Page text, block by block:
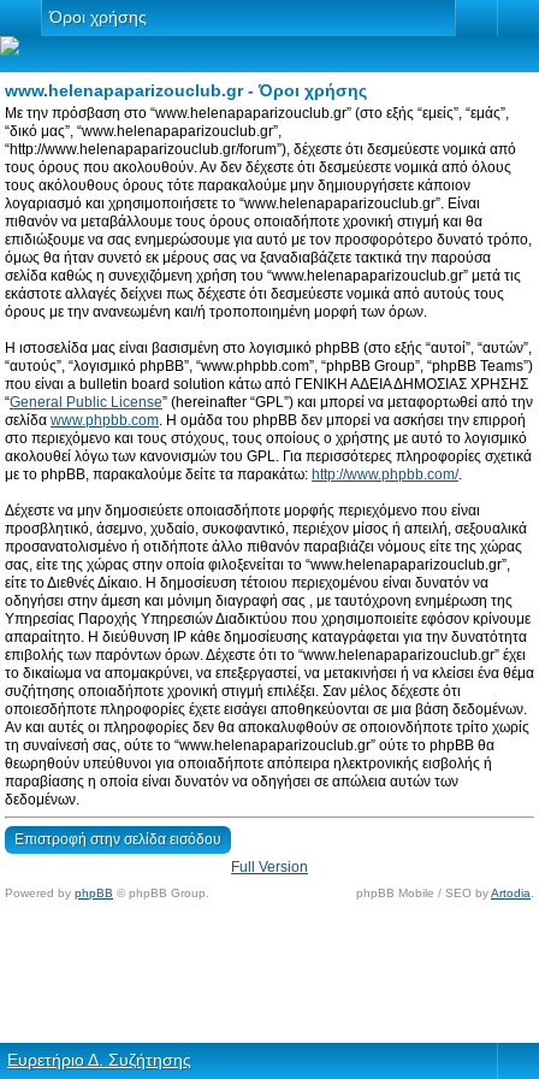
Όροι χρήσης
www.helenapaparizouclub.gr - Όροι χρήσης
Με την πρόσβαση στο “www.helenapaparizouclub.gr” (στο εξής “εμείς”, “εμάς”,
“δικό μας”, “www.helenapaparizouclub.gr”,
“http://www.helenapaparizouclub.gr/forum”), δέχεστε ότι δεσμεύεστε νομικά από
τους όρους που ακολουθούν. Αν δεν δέχεστε ότι δεσμεύεστε νομικά από όλους
τους ακόλουθους όρους τότε παρακαλούμε μην δημιουργήσετε κάποιον
λογαριασμό και χρησιμοποιήσετε το “www.helenapaparizouclub.gr”. Είναι
πιθανόν να μεταβάλλουμε τους όρους οποιαδήποτε χρονική στιγμή και θα
επιδιώξουμε να σας ενημερώσουμε για αυτό με τον προσφορότερο δυνατό τρόπο,
όμως θα ήταν συνετό εκ μέρους σας να ξαναδιαβάζετε τακτικά την παρούσα
σελίδα καθώς η συνεχιζόμενη χρήση του “www.helenapaparizouclub.gr” μετά τις
εκάστοτε αλλαγές δείχνει πως δέχεστε ότι δεσμεύεστε νομικά από αυτούς τους
όρους με την ανανεωμένη και/ή τροποποιημένη μορφή των όρων.
Η ιστοσελίδα μας είναι βασισμένη στο λογισμικό phpBB (στο εξής “αυτοί”, “αυτών”,
“αυτούς”, “λογισμικό phpBB”, “www.phpbb.com”, “phpBB Group”, “phpBB Teams”)
που είναι a bulletin board solution κάτω από ΓΕΝΙΚΗ ΑΔΕΙΑ ΔΗΜΟΣΙΑΣ ΧΡΗΣΗΣ
“General Public License” (hereinafter “GPL”) και μπορεί να μεταφορτωθεί από την
σελίδα www.phpbb.com. Η ομάδα του phpBB δεν μπορεί να ασκήσει την επιρροή
στο περιεχόμενο και τους στόχους, τους οποίους ο χρήστης με αυτό το λογισμικό
ακολουθεί λόγω των κανονισμών του GPL. Για περισσότερες πληροφορίες σχετικά
με το phpBB, παρακαλούμε δείτε τα παρακάτω: http://www.phpbb.com/.
Δέχεστε να μην δημοσιεύετε οποιασδήποτε μορφής περιεχόμενο που είναι
προσβλητικό, άσεμνο, χυδαίο, συκοφαντικό, περιέχον μίσος ή απειλή, σεξουαλικά
προσανατολισμένο ή οτιδήποτε άλλο πιθανόν παραβιάζει νόμους είτε της χώρας
σας, είτε της χώρας στην οποία φιλοξενείται το “www.helenapaparizouclub.gr”,
είτε το Διεθνές Δίκαιο. Η δημοσίευση τέτοιου περιεχομένου είναι δυνατόν να
οδηγήσει στην άμεση και μόνιμη διαγραφή σας , με ταυτόχρονη ενημέρωση της
Υπηρεσίας Παροχής Υπηρεσιών Διαδικτύου που χρησιμοποιείτε εφόσον κρίνουμε
απαραίτητο. Η διεύθυνση IP κάθε δημοσίευσης καταγράφεται για την δυνατότητα
επιβολής των παρόντων όρων. Δέχεστε ότι το “www.helenapaparizouclub.gr” έχει
το δικαίωμα να απομακρύνει, να επεξεργαστεί, να μετακινήσει ή να κλείσει ένα θέμα
συζήτησης οποιαδήποτε χρονική στιγμή επιλέξει. Σαν μέλος δέχεστε ότι
οποιεσδήποτε πληροφορίες έχετε εισάγει αποθηκεύονται σε μια βάση δεδομένων.
Αν και αυτές οι πληροφορίες δεν θα αποκαλυφθούν σε οποιονδήποτε τρίτο χωρίς
τη συναίνεσή σας, ούτε το “www.helenapaparizouclub.gr” ούτε το phpBB θα
θεωρηθούν υπεύθυνοι για οποιαδήποτε απόπειρα ηλεκτρονικής εισβολής ή
παραβίασης η οποία είναι δυνατόν να οδηγήσει σε απώλεια αυτών των
δεδομένων.
Επιστροφή στην σελίδα εισόδου
Full Version
Powered by phpBB © phpBB Group. phpBB Mobile / SEO byArtodia
Ευρετήριο Δ. Συζήτησης